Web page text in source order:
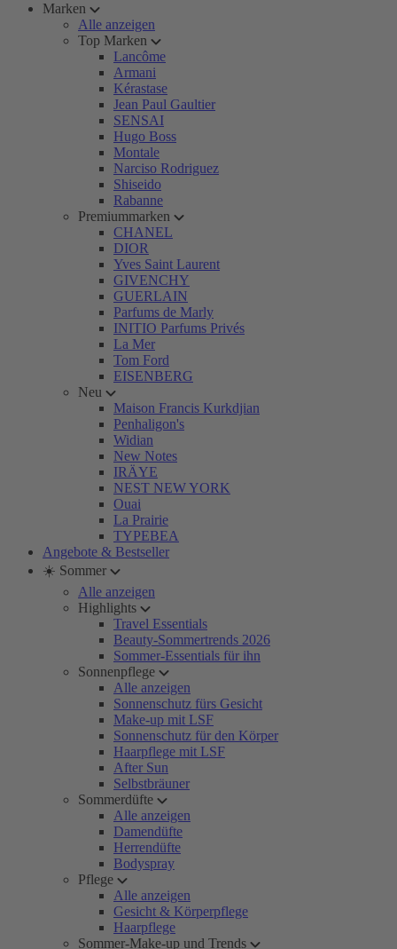
Marken
Alle anzeigen
Top Marken
Lancôme
Armani
Kérastase
Jean Paul Gaultier
SENSAI
Hugo Boss
Montale
Narciso Rodriguez
Shiseido
Rabanne
Premiummarken
CHANEL
DIOR
Yves Saint Laurent
GIVENCHY
GUERLAIN
Parfums de Marly
INITIO Parfums Privés
La Mer
Tom Ford
EISENBERG
Neu
Maison Francis Kurkdjian
Penhaligon's
Widian
New Notes
IRÄYE
NEST NEW YORK
Ouai
La Prairie
TYPEBEA
Angebote & Bestseller
☀️ Sommer
Alle anzeigen
Highlights
Travel Essentials
Beauty-Sommertrends 2026
Sommer-Essentials für ihn
Sonnenpflege
Alle anzeigen
Sonnenschutz fürs Gesicht
Make-up mit LSF
Sonnenschutz für den Körper
Haarpflege mit LSF
After Sun
Selbstbräuner
Sommerdüfte
Alle anzeigen
Damendüfte
Herrendüfte
Bodyspray
Pflege
Alle anzeigen
Gesicht & Körperpflege
Haarpflege
Sommer-Make-up und Trends